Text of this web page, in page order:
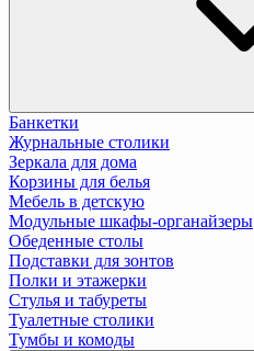
Банкетки
Журнальные столики
Зеркала для дома
Корзины для белья
Мебель в детскую
Модульные шкафы-органайзеры
Обеденные столы
Подставки для зонтов
Полки и этажерки
Стулья и табуреты
Туалетные столики
Тумбы и комоды